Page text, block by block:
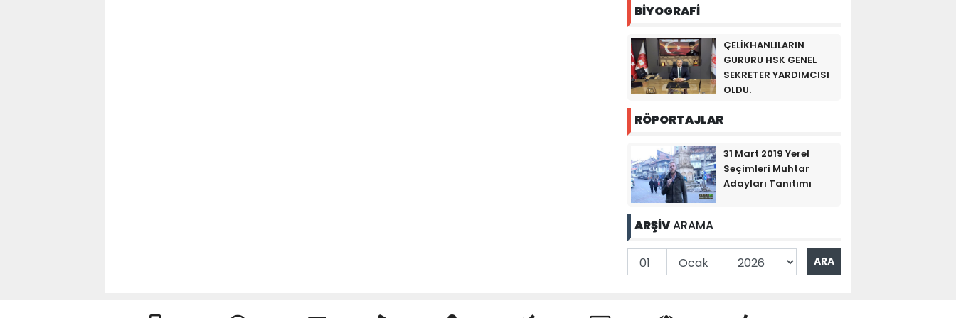
BİYOGRAFİ
ÇELİKHANLILARIN
GURURU HSK GENEL
SEKRETER YARDIMCISI
OLDU.
RÖPORTAJLAR
31 Mart 2019 Yerel
Seçimleri Muhtar
Adayları Tanıtımı
ARŞİVARAMA